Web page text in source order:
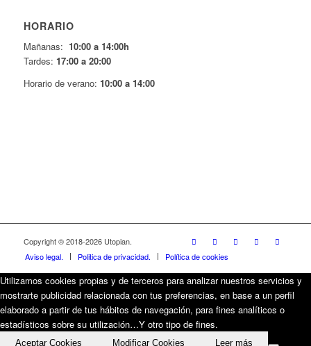
HORARIO
Mañanas: 10:00 a 14:00h
Tardes: 17:00 a 20:00
Horario de verano: 10:00 a 14:00
Copyright ® 2018-2026 Utopian.
Aviso legal.
Politica de privacidad. Política de cookies
Utilizamos cookies propias y de terceros para analizar nuestros servicios y
mostrarte publicidad relacionada con tus preferencias, en base a un perfil
elaborado a partir de tus hábitos de navegación, para fines analíticos o
estadísticos sobre su utilización…Y otro tipo de fines.
Aceptar Cookies Modificar Cookies Leer más